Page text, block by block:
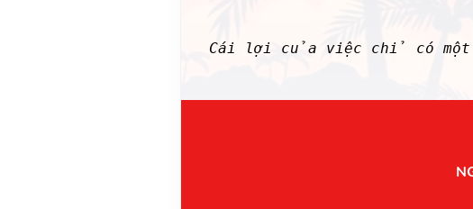
Cái lợi của việc chỉ có một